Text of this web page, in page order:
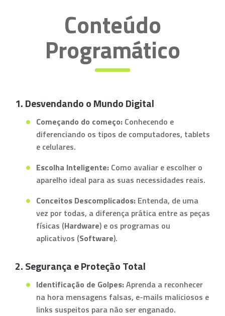
Conteúdo
Programático
1. Desvendando o Mundo Digital
Começando do começo: Conhecendo e
diferenciando os tipos de computadores, tablets
e celulares.
Escolha Inteligente: Como avaliar e escolher o
aparelho ideal para as suas necessidades reais.
Conceitos Descomplicados: Entenda, de uma
vez por todas, a diferença prática entre as peças
físicas (Hardware) e os programas ou
aplicativos (Software).
2. Segurança e Proteção Total
Identificação de Golpes:Aprenda a reconhecer
na hora mensagens falsas, e-mails maliciosos e
links suspeitos para não ser enganado.